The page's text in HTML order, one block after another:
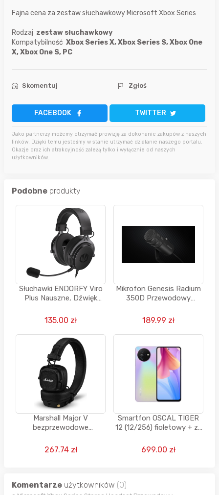
Fajna cena za zestaw słuchawkowy Microsoft Xbox Series
Rodzaj zestaw słuchawkowy
Kompatybilność Xbox Series X, Xbox Series S, Xbox One
X, Xbox One S, PC
Skomentuj Zgłoś
FACEBOOK TWITTER
Jako partnerzy możemy otrzymać prowizję za dokonanie zakupów z naszych
linków. Dzięki temu jesteśmy w stanie utrzymać działanie naszego portalu.
Okazje oraz ich atrakcyjność zależą tylko i wyłącznie od naszych
użytkowników.
Podobne produkty
Słuchawki ENDORFY Viro
Plus Nauszne, Dźwięk
135.00 zł
Mikrofon Genesis Radium
350D Przewodowy
189.99 zł
Marshall Major V
bezprzewodowe
godzin odtwarzania -
267.74 zł
Smartfon OSCAL TIGER
12 (12/256) fioletowy + za
słuchawki
699.00 zł
Komentarze użytkowników (0)